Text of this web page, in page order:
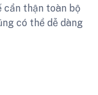
cẩn thận toàn bộ
có thể dễ dàng